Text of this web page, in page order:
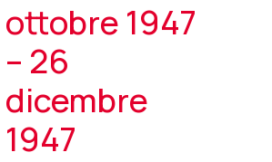
ottobre 1947
– 26
dicembre
1947